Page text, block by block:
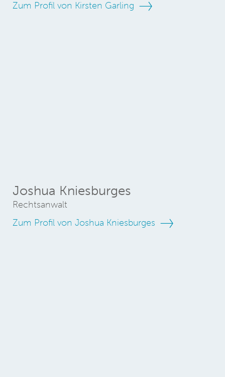
Zum Profil von Kirsten Garling
Joshua Kniesburges
Rechtsanwalt
Zum Profil von Joshua Kniesburges